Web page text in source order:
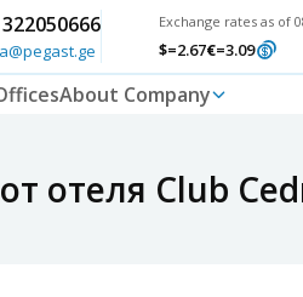
Exchange rates as of
$=2.67€=3.09
About Company
отеля Club